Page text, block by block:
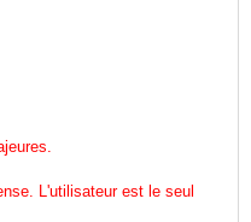
L'utilisateur est le seul